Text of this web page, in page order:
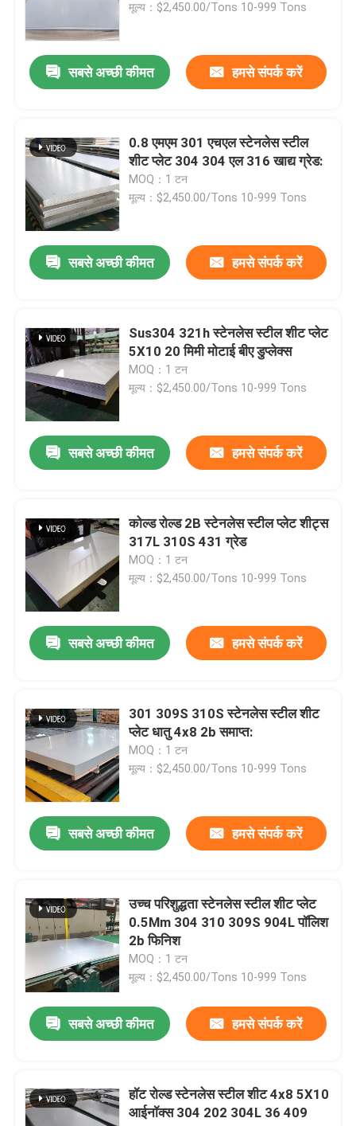
उत्पाद
वीडियो
हमारे बारे में
गुणवत्ता नियंत्रण
हमसे संपर्क करें
उद्धरण मांगें
स्टेनलेस स्टील का तार
स्टेनलेस स्टील पट्टी
स्टेनलेस स्टील पीलापन प्रतिरोधी
स्टेनलेस स्टील जीवाणुरोधी
स्टेनलेस स्टील से स्वयं सफाई
स्टेनलेस स्टील दौर बार
मूल्य：$2,450.00/Tons 10-999 Tons
सबसे अच्छी कीमत हमसे संपर्क करें
0.8 एमएम 301 एचएल स्टेनलेस स्टील
शीट प्लेट 304 304 एल 316 खाद्य ग्रेड:
MOQ：1 टन
मूल्य：$2,450.00/Tons 10-999 Tons
सबसे अच्छी कीमत हमसे संपर्क करें
Sus304 321h स्टेनलेस स्टील शीट प्लेट
5X10 20 मिमी मोटाई बीए डुप्लेक्स
MOQ：1 टन
मूल्य：$2,450.00/Tons 10-999 Tons
सबसे अच्छी कीमत हमसे संपर्क करें
कोल्ड रोल्ड 2B स्टेनलेस स्टील प्लेट शीट्स
317L 310S 431 ग्रेड
MOQ：1 टन
मूल्य：$2,450.00/Tons 10-999 Tons
सबसे अच्छी कीमत हमसे संपर्क करें
301 309S 310S स्टेनलेस स्टील शीट
प्लेट धातु 4x8 2b समाप्त:
MOQ：1 टन
मूल्य：$2,450.00/Tons 10-999 Tons
सबसे अच्छी कीमत हमसे संपर्क करें
उच्च परिशुद्धता स्टेनलेस स्टील शीट प्लेट
0.5Mm 304 310 309S 904L पॉलिश
2b फिनिश
MOQ：1 टन
मूल्य：$2,450.00/Tons 10-999 Tons
सबसे अच्छी कीमत हमसे संपर्क करें
हॉट रोल्ड स्टेनलेस स्टील शीट 4x8 5X10
आईनॉक्स 304 202 304L 36 409